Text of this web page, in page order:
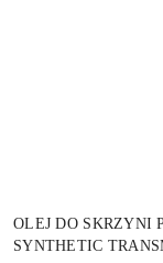
OLEJ DO SKRZYNI
SYNTHETIC